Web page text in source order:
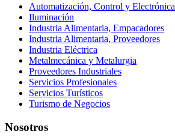
Automatización, Control y Electrónica
Iluminación
Industria Alimentaria, Empacadores
Industria Alimentaria, Proveedores
Industria Eléctrica
Metalmecánica y Metalurgia
Proveedores Industriales
Servicios Profesionales
Servicios Turísticos
Turismo de Negocios
Nosotros